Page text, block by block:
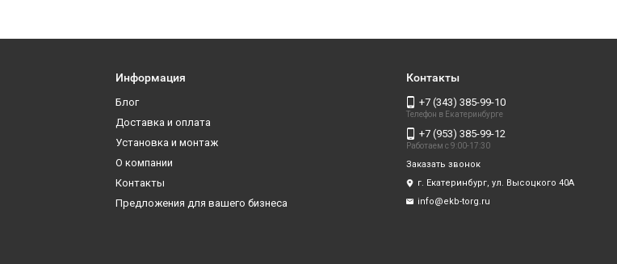
Информация
Блог
Доставка и оплата
Установка и монтаж
О компании
Контакты
Предложения для вашего бизнеса
Контакты
+7 (343) 385-99-10
Телефон в Екатеринбурге
+7 (953) 385-99-12
Работаем с 9:00-17:30
Заказать звонок
г. Екатеринбург, ул. Высоцкого 40А
info@ekb-torg.ru